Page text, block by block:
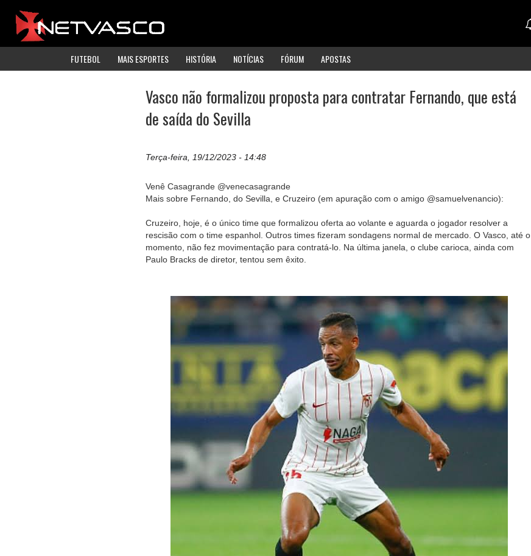
FUTEBOL MAIS ESPORTES HISTÓRIA NOTÍCIAS FÓRUM APOSTAS
Vasco não formalizou proposta para contratar Fernando, que está
de saída do Sevilla
Terça-feira, 19/12/2023 - 14:48
Venê Casagrande @venecasagrande
Mais sobre Fernando, do Sevilla, e Cruzeiro (em apuração com o amigo @samuelvenancio):
Cruzeiro, hoje, é o único time que formalizou oferta ao volante e aguarda o jogador resolver a
rescisão com o time espanhol. Outros times fizeram sondagens normal de mercado. O Vasco, até o
momento, não fez movimentação para contratá-lo. Na última janela, o clube carioca, ainda com
Paulo Bracks de diretor, tentou sem êxito.